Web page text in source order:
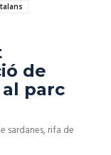
de
al parc
sardanes, rifa de